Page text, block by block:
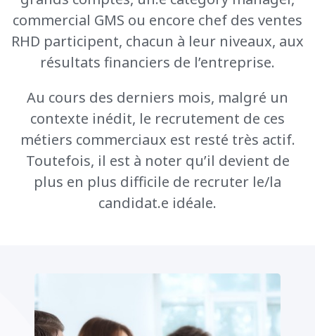
commercial GMS ou encore chef des ventes
RHD participent, chacun à leur niveaux, aux
résultats financiers de l’entreprise.
Au cours des derniers mois, malgré un
contexte inédit, le recrutement de ces
métiers commerciaux est resté très actif.
Toutefois, il est à noter qu’il devient de
plus en plus difficile de recruter le/la
candidat.e idéale.